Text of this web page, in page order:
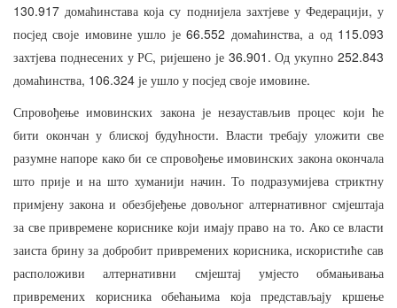
130.917 домаћинстава која су поднијела захтјеве у Федерацији, у
посјед своје имовине ушло је66.552 домаћинства,а од115.093
захтјева поднесених у РС,ријешено је36.901.Од укупно 252.843
домаћинства, 106.324 је ушло у посјед своје имовине.
Спровођење имовинских закона је незаустављив процес који
ће
бити окончан у блиској будућности. Власти требају уложити све
разумне напоре како би се спровођење имовинских закона окончала
што прије и на што хуманији начин.То подразумијева стриктну
примјену закона и обезбјеђење довољног алтернативног смјештаја
за све привремене кориснике који имају право на то. Ако се власти
заиста брину за добробит привремених корисника,искористиће сав
расположиви
алтернативни смјештај умјесто
обмањивања
привремених
корисника обећањима која представљају
кршење